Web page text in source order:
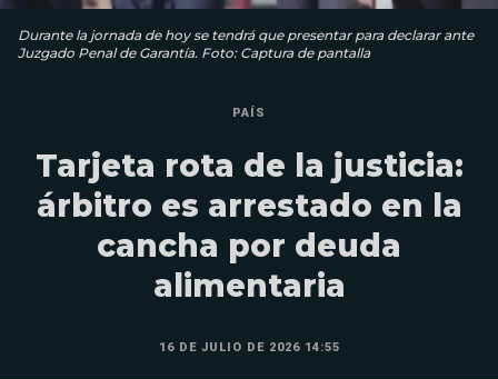
Durante la jornada de hoy se tendrá que presentar para declarar ante
Juzgado Penal de Garantía. Foto: Captura de pantalla
PAÍS
Tarjeta rota de la justicia:
árbitro es arrestado en la
cancha por deuda
alimentaria
16 DE JULIO DE 2026 14:55